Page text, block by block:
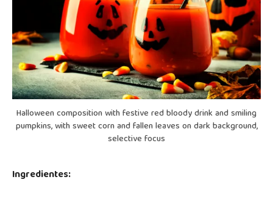
Halloween composition with festive red bloody drink and smiling
pumpkins, with sweet corn and fallen leaves on dark background,
selective focus
Ingredientes: